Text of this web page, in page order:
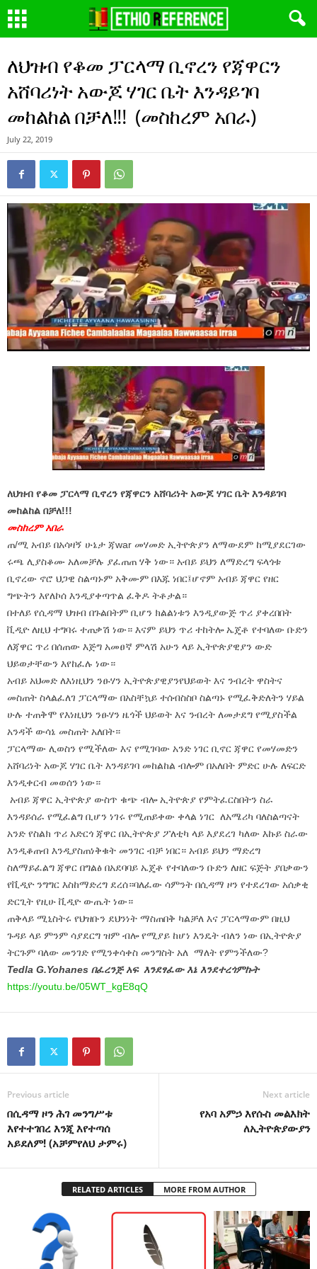
ለህዝብ የቆመ ፓርላማ ቢኖረን የጃዋርን
አሸባሪነት አውጆ ሃገር ቤት እንዳይገባ
መከልከል በቻለ!!! (መስከረም አበራ)
July 22, 2019
ለህዝብ የቆመ ፓርላማ ቢኖረን የጃዋርን አሸባሪነት አውጆ ሃገር ቤት እንዳይገባ
መከልከል በቻለ!!!
መስከረም አበራ
ጠ/ሚ አብይ በአሳዛኝ ሁኔታ ጃwar መሃመድ ኢትዮጵያን ለማውደም ከሚያደርገው
ሩጫ ሊያስቆሙ አለመቻሉ ያፈጠጠ ሃቅ ነው። አብይ ይህን ለማድረግ ፍላጎቱ
ቢኖረው ኖሮ ህጋዊ ስልጣኑም አቅሙም በእጁ ነበር፤ሆኖም አብይ ጃዋር የዘር
ግጭትን እየለኮሰ እንዲያቀጣጥል ፈቅዶ ትቶታል።
በተለይ የሲዳማ ህዝብ በጉልበትም ቢሆን ክልልነቱን እንዲያውጅ ጥሪ ያቀረበበት
ቪዲዮ ለዚህ ተግባሩ ተጠቃሽ ነው። እናም ይህን ጥሪ ተከትሎ ኤጄቶ የተባለው ቡድን
ለጃዋር ጥሪ በሰጠው እጅግ አመፀኛ ምላሽ አሁን ላይ ኢትዮጵያዊያን ውድ
ህይወታቸውን እየከፈሉ ነው።
አብይ አህመድ ለእነዚህን ንፁሃን ኢትዮጵያዊያንየህይወት እና ንብረት ዋስትና
መስጠት ስላልፈለገ ፓርላማው በአስቸኳይ ተሰብስስቦ ስልጣኑ የሚፈቅድለትን ሃይል
ሁሉ ተጠቅሞ የእነዚህን ንፁሃን ዜጎች ህይወት እና ንብረት ለመታደግ የሚያስችል
አንዳች ውሳኔ መስጠት አለበት።
ፓርላማው ሊወስን የሚችለው እና የሚገባው አንድ ነገር ቢኖር ጃዋር የመሃመድን
አሸባሪነት አውጆ ሃገር ቤት እንዳይገባ መከልከል ብሎም በአለበት ምድር ሁሉ ለፍርድ
እንዲቀርብ መወሰን ነው።
አብይ ጃዋር ኢትዮጵያ ውስጥ ቁጭ ብሎ ኢትዮጵያ የምትፈርስበትን ስራ
እንዳይሰራ የሚፈልግ ቢሆን ነገሩ የሚጠይቀው ቀላል ነገር ለአሜሪካ ባለስልጣናት
አንድ የስልክ ጥሪ አድርጎ ጃዋር በኢትዮጵያ ፖለቲካ ላይ እያደረገ ካለው እኩይ ስራው
እንዲቆጠብ እንዲያስጠነቅቁት መንገር ብቻ ነበር። አብይ ይህን ማድረግ
ስለማይፈልግ ጃዋር በግልፅ በአደባባይ ኤጄቶ የተባለውን ቡድን ለዘር ፍጅት ያበቃውን
የቪዲዮ ንግግር እስከማድረግ ደረሰ።ባለፈው ሳምንት በሲዳማ ዞን የተደረገው አሰቃቂ
ድርጊት የዚሁ ቪዲዮ ውጤት ነው።
ጠቅላይ ሚኒስትሩ የህዝቡን ደህንነት ማስጠበቅ ካልቻለ እና ፓርላማውም በዚህ
ጉዳይ ላይ ምንም ሳያደርግ ዝም ብሎ የሚያይ ከሆነ እንዴት ብለን ነው በኢትዮጵያ
ትርጉም ባለው መንገድ የሚንቀሳቀስ መንግስት አለ ማለት የምንችለው?
Tedla G.Yohanes በፈረንጅ አፍ እንደፃፈው እኔ እንደተረጎምኩት
https://youtu.be/05WT_kgE8qQ
Previous article
በሲዳማ ዞን ሕገ መንግሥቱ
እየተተገበረ እንጂ እየተጣሰ
አይደለም! (አቻምየለህ ታምሩ)
Next article
የአባ አምኃ እየሱስ መልእክት
ለኢትዮጵያውያን
RELATED ARTICLES MORE FROM AUTHOR